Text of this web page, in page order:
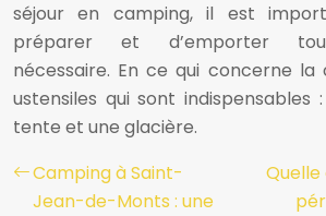
séjour en camping, il est
préparer et d’emporter tout
nécessaire. En ce qui concerne la
ustensiles qui sont indispensables
tente et une glacière.
Camping à Saint-
Jean-de-Monts : une